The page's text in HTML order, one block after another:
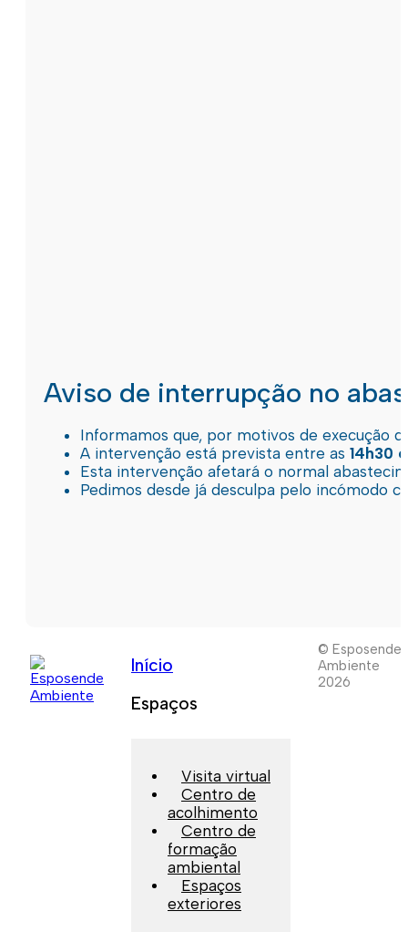
Aviso de interrupção no
Informamos que, por motivos de execução
A intervenção está prevista entre as 14h30
Esta intervenção afetará o normal
Pedimos desde já desculpa pelo incómodo
Início
Espaços
Visita virtual
Centro de
acolhimento
Centro de
formação
ambiental
Espaços
exteriores
© Esposende
Ambiente
2026